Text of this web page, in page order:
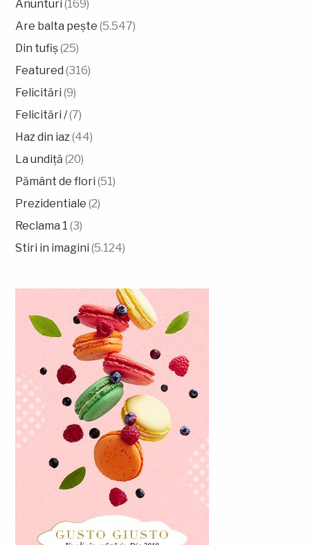
Anunturi (169)
Are balta pește (5.547)
Din tufiș(25)
Featured (316)
Felicitări (9)
Felicitări /(7)
Haz din iaz (44)
La undiță (20)
Pământ de flori (51)
Prezidentiale (2)
Reclama 1 (3)
Stiri in imagini (5.124)